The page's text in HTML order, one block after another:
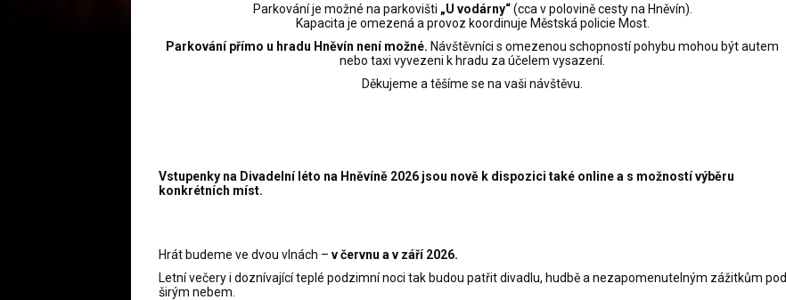
Parkování je možné na parkovišti „U vodárny“(cca v polovině cesty na Hněvín).
Kapacita je omezená a provoz koordinuje Městská policie Most.
Parkování přímo u hradu Hněvín není možné. Návštěvníci s omezenou schopností pohybu mohou být autem
nebo taxi vyvezeni k hradu za účelem vysazení.
Děkujeme a těšíme se na vaši návštěvu.
Vstupenky na Divadelní léto na Hněvíně 2026 jsou nově k dispozici také online a s možností výběru
konkrétních míst.
Hrát budeme ve dvou vlnách – v červnu a v září 2026.
Letní večery i doznívající teplé podzimní noci tak budou patřit divadlu, hudbě a nezapomenutelným zážitkům pod
širým nebem.